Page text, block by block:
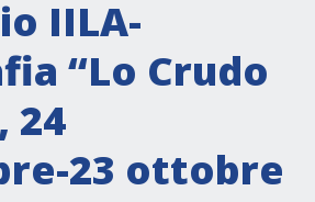
economica
scientifica
IILA-
“Lo Crudo
24
23 ottobre